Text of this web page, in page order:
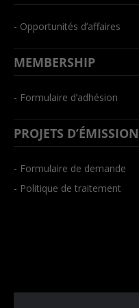
- Opportunités d’affaires
MEMBERSHIP
- Formulaire d’adhésion
PROJETS D’ÉMISSION
- Formulaire de demande
- Politique de traitement